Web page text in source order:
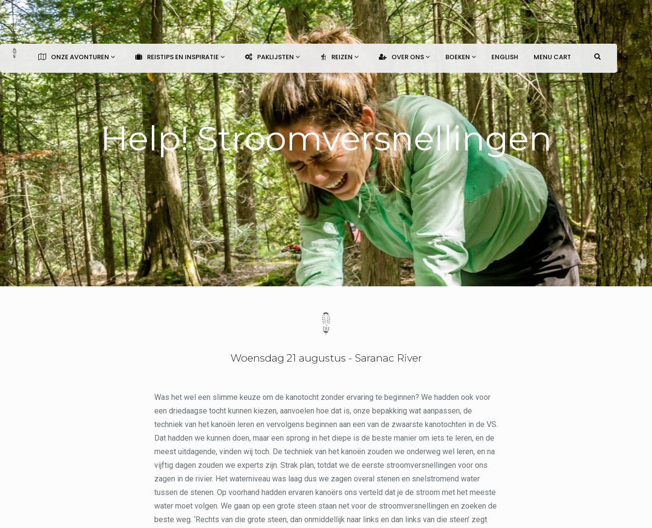
ONZE AVONTUREN REISTIPS EN INSPIRATIE PAKLIJSTEN REIZEN OVER ONS BOEKEN ENGLISH MENU CART
Help! Stroomversnellingen
Woensdag 21 augustus - Saranac River
Was het wel een slimme keuze om de kanotocht zonder ervaring te beginnen? We hadden ook voor
een driedaagse tocht kunnen kiezen, aanvoelen hoe dat is, onze bepakking wat aanpassen, de
techniek van het kanoën leren en vervolgens beginnen aan een van de zwaarste kanotochten in de VS.
Dat hadden we kunnen doen, maar een sprong in het diepe is de beste manier om iets te leren, en de
meest uitdagende, vinden wij toch. De techniek van het kanoën zouden we onderweg wel leren, en na
vijftig dagen zouden we experts zijn. Strak plan, totdat we de eerste stroomversnellingen voor ons
zagen in de rivier. Het waterniveau was laag dus we zagen overal stenen en snelstromend water
tussen de stenen. Op voorhand hadden ervaren kanoërs ons verteld dat je de stroom met het meeste
water moet volgen. We gaan op een grote steen staan net voor de stroomversnellingen en zoeken de
beste weg. ‘Rechts van die grote steen, dan onmiddellijk naar links en dan links van die steen’ zegt